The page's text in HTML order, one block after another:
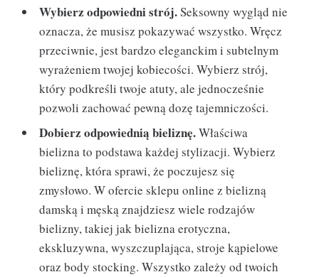
Wybierz odpowiedni strój.Seksowny wygląd nie
oznacza, że musisz pokazywać wszystko. Wręcz
przeciwnie, jest bardzo eleganckim i subtelnym
wyrażeniem twojej kobiecości. Wybierz strój,
który podkreśli twoje atuty, ale jednocześnie
pozwoli zachować pewną dozę tajemniczości.
Dobierz odpowiednią bieliznę.Właściwa
bielizna to podstawa każdej stylizacji. Wybierz
bieliznę, która sprawi, że poczujesz się
zmysłowo. W ofercie sklepu online z bielizną
damską i męską znajdziesz wiele rodzajów
bielizny, takiej jak bielizna erotyczna,
ekskluzywna, wyszczuplająca, stroje kąpielowe
oraz body stocking. Wszystko zależy od twoich